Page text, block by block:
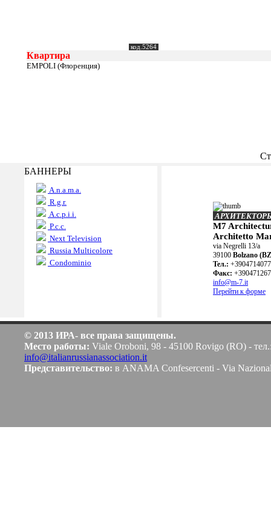
код.5264
Квартира
EMPOLI (Флоренция)
БАННЕРЫ
A.n.a.m.a.
R.g.r.
A.c.p.i.i.
P.c.c.
Next Television
Russia Multicolore
Condominio
M7
Architetto
via Negrelli 13/a
39100 Bolzano
Teл.:
Факс:
info@m-7.it
Перейти к форме
© 2013 ИРА- все права защищены.
Место работы: Viale Oroboni, 98 - 45100 Rovigo (RO) -
info@italianrussianassociation.it
Представительство: в ANAMA Confesercenti - Via